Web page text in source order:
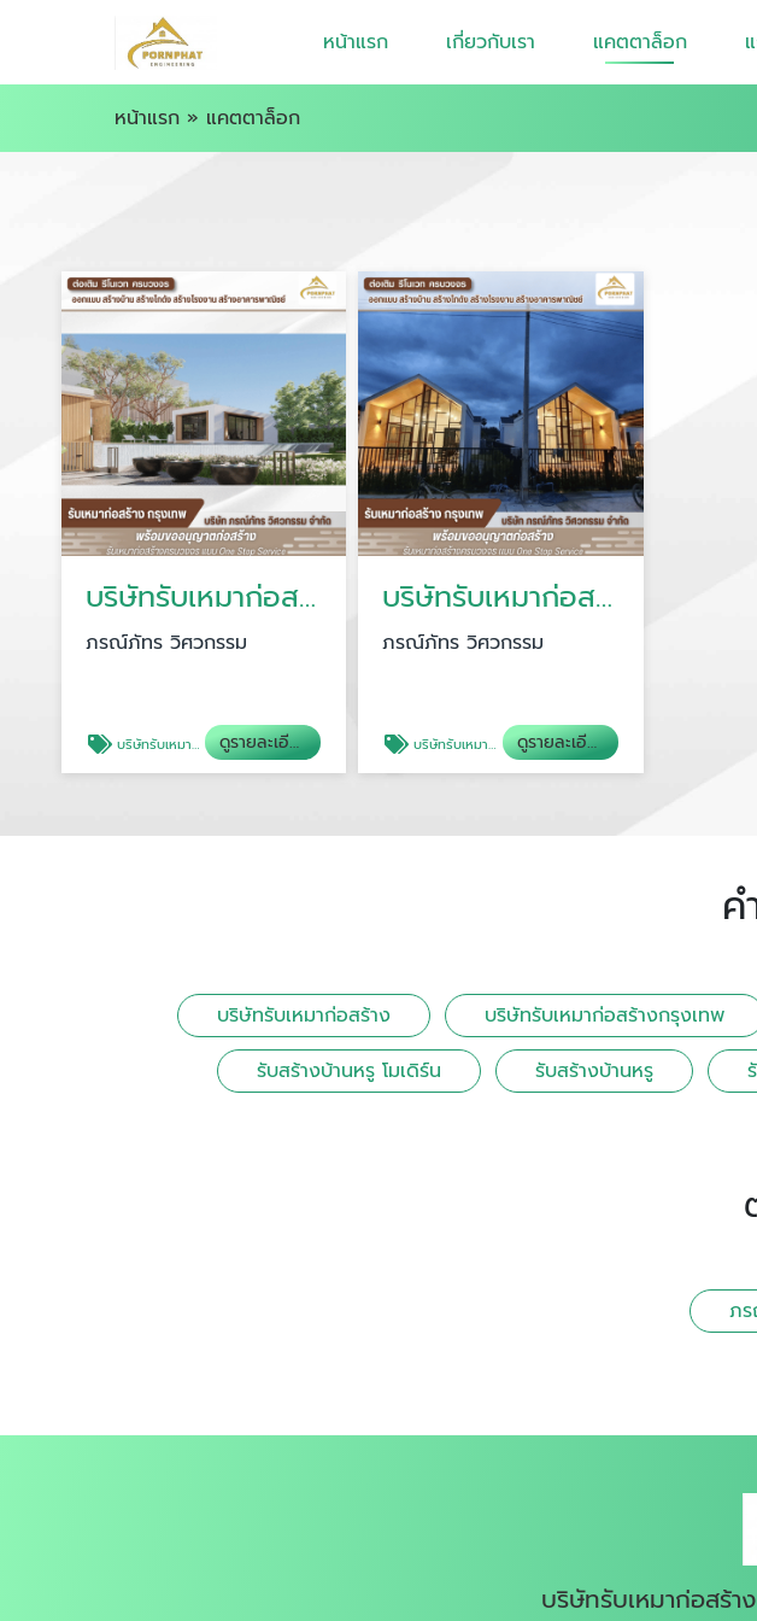
หน้าแรก เกี่ยวกับเรา แคตตาล็อก
หน้าแรก » แคตตาล็อก
บริษัทรับเหมาก่อสร้าง
ภรณ์ภัทร วิศวกรรม
บริษัทรับเหมาก่อสร้าง ดูรายละเอียด
บริษัทรับเหมาก่อสร้างกรุงเทพ
ภรณ์ภัทร วิศวกรรม
บริษัทรับเหมาก่อสร้างกรุงเทพ ดูรายละเอียด
บริษัทรับเหมาก่อสร้าง บริษัทรับเหมาก่อสร้างกรุงเทพ
รับสร้างบ้านหรู โมเดิร์น
รับสร้างบ้านหรู
ภ
บริษัทรับเหมาก่อสร้